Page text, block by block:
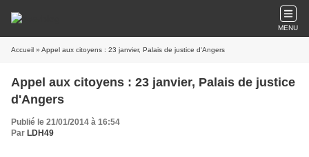
MENU
Accueil » Appel aux citoyens : 23 janvier, Palais de justice d'Angers
Appel aux citoyens : 23 janvier, Palais de justice
d'Angers
Publié le 21/01/2014 à 16:54
Par LDH49